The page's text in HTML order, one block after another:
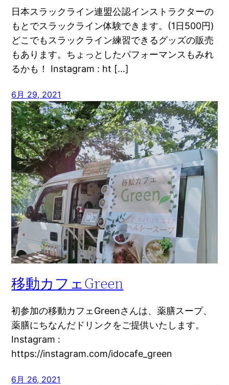
日本スラックライン連盟公認インストラクターの
もとでスラックライン体験できます。(1日500円)
どこでもスラックライン練習できるグッズの販売
もあります。ちょっとしたパフォーマンスもみれ
るかも！ Instagram : ht […]
6月 29, 2021
移動カフェGreen
初参加の移動カフェGreenさんは、薬膳スープ、
薬膳にちなんだドリンクをご提供いたします。
Instagram :
https://instagram.com/idocafe_green
6月 26, 2021